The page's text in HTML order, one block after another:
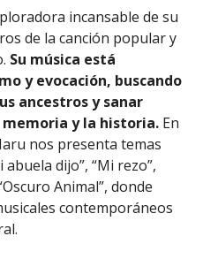
incansable de su
de la canción popular y
Su música está
y evocación, buscando
ancestros y sanar
y la historia. En
nos presenta temas
dijo”, “Mi rezo”,
Animal”, donde
contemporáneos